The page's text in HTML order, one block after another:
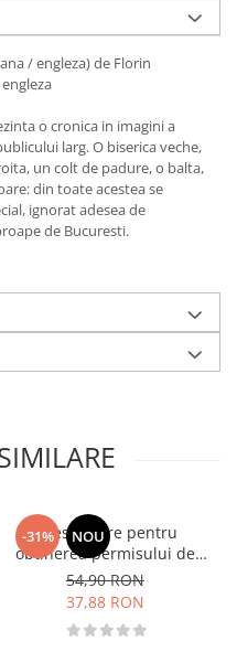
/ engleza) de Florin
o cronica in imagini a
larg. O biserica veche,
un colt de padure, o balta,
din toate acestea se
ignorat adesea de
de Bucuresti.
-31% NOU
Chestionare pentru
obtinerea permisului de
conducere auto - Categoria
B - 2026
54,90 RON
37,88 RON